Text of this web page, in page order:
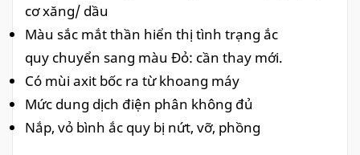
cơ xăng/ dầu
Màu sắc mắt thần hiển thị tình trạng ắc
quy chuyển sang màu Đỏ: cần thay mới.
Có mùi axit bốc ra từ khoang máy
Mức dung dịch điện phân không đủ
Nắp, vỏ bình ắc quy bị nứt, vỡ, phồng